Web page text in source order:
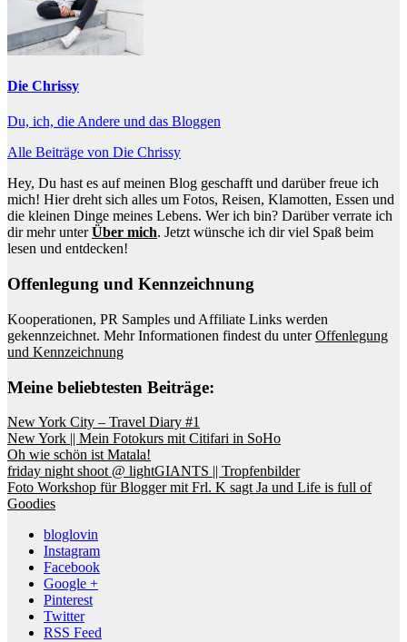
Die Chrissy
Du, ich, die Andere und das Bloggen
Alle Beiträge von Die Chrissy
Hey, Du hast es auf meinen Blog geschafft und darüber freue ich
mich! Hier dreht sich alles um Fotos, Reisen, Klamotten, Essen und
die kleinen Dinge meines Lebens. Wer ich bin? Darüber verrate ich
dir mehr unterÜber mich. Jetzt wünsche ich dir viel Spaß beim
lesen und entdecken!
Offenlegung und Kennzeichnung
Kooperationen, PR Samples und Affiliate Links werden
gekennzeichnet. Mehr Informationen findest du unterOffenlegung
und Kennzeichnung
Meine beliebtesten Beiträge:
New York City – Travel Diary #1
New York || Mein Fotokurs mit Citifari in SoHo
Oh wie schön ist Matala!
friday night shoot @ lightGIANTS || Tropfenbilder
Foto Workshop für Blogger mit Frl. K sagt Ja und Life is full of
Goodies
bloglovin
Instagram
Facebook
Google +
Pinterest
Twitter
RSS Feed